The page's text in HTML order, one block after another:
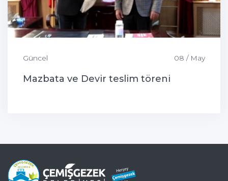
Güncel 08 / May
Mazbata ve Devir teslim töreni